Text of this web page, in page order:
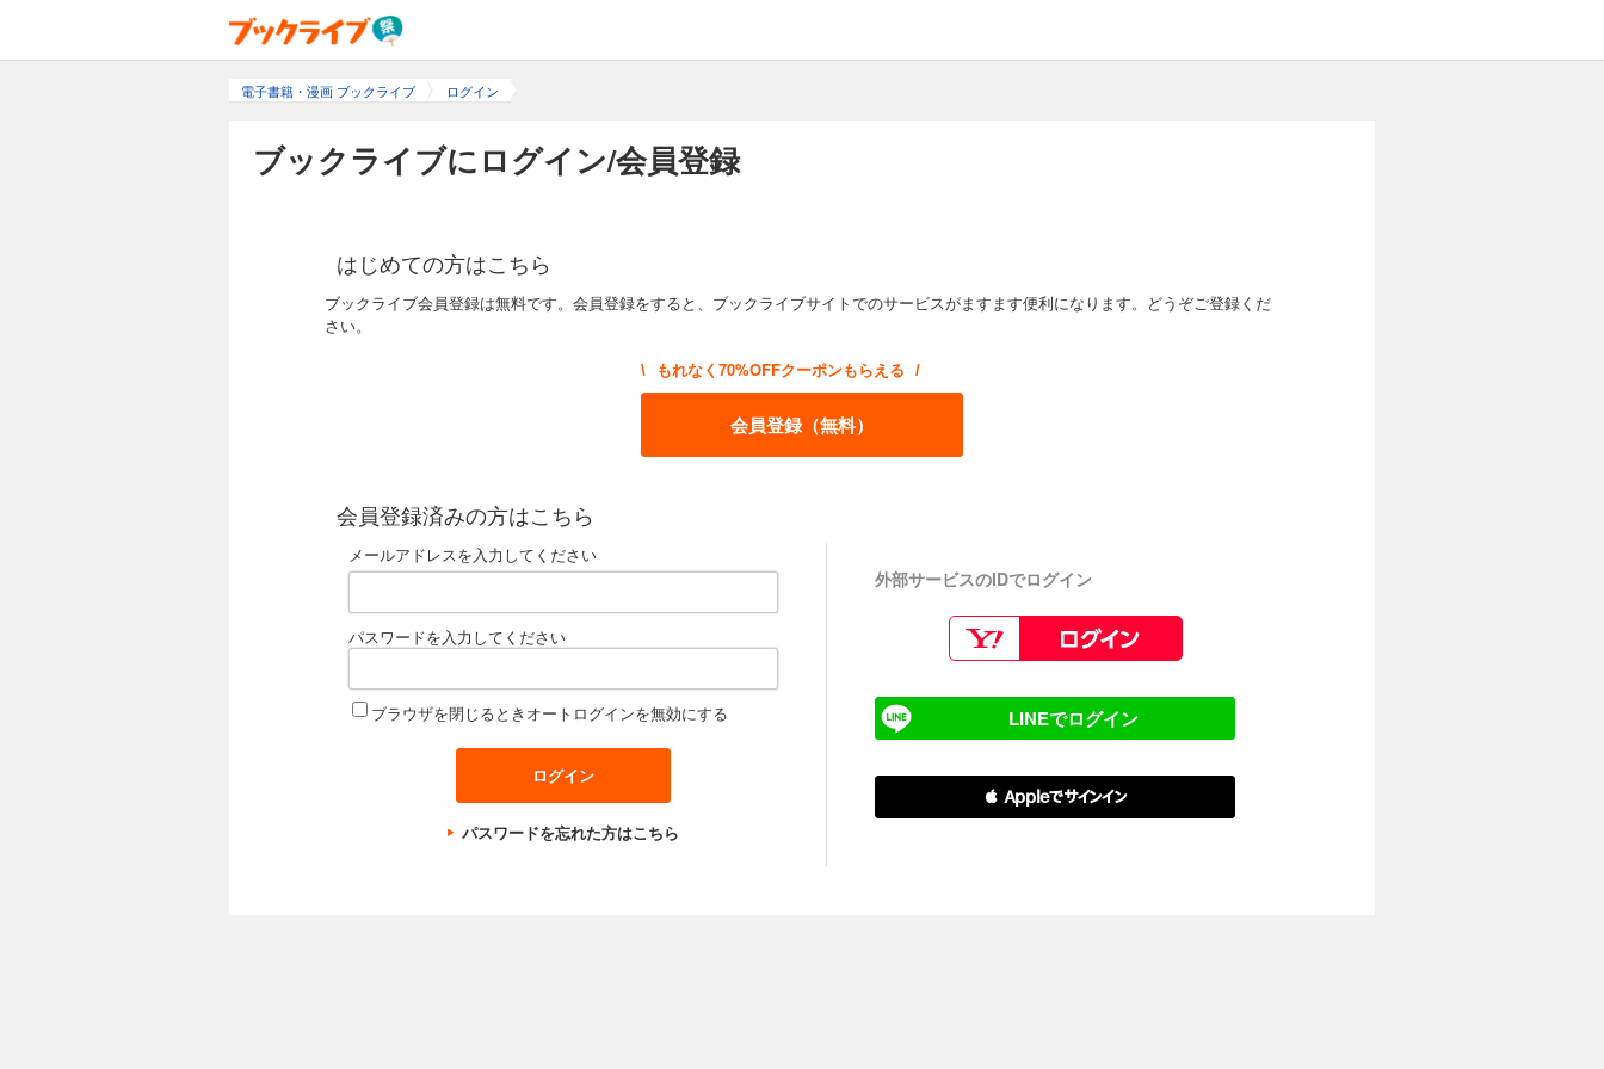
電子書籍・漫画 ブックライブ ログイン
ブックライブにログイン/会員登録
はじめての方はこちら
ブックライブ会員登録は無料です。会員登録をすると、ブックライブサイトでのサービスがますます便利になります。どうぞご登録くだ
さい。
\ もれなく70%OFFクーポンもらえる /
会員登録（無料）
会員登録済みの方はこちら
メールアドレスを入力してください
パスワードを入力してください
ブラウザを閉じるときオートログインを無効にする
パスワードを忘れた方はこちら
外部サービスのIDでログイン
LINEでログイン
 Appleでサインイン